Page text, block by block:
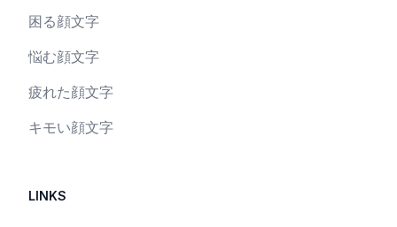
困る顔文字
悩む顔文字
疲れた顔文字
キモい顔文字
LINKS